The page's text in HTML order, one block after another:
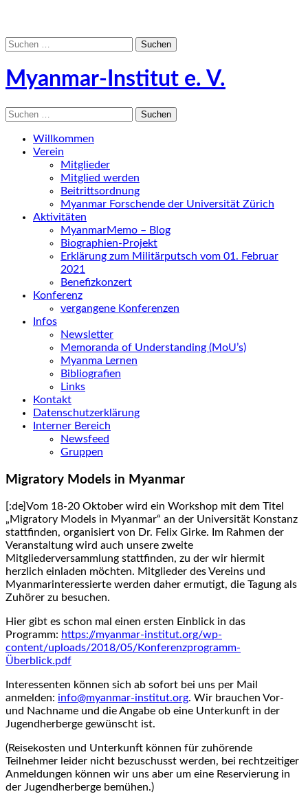
Suchen
Myanmar-Institut e. V.
Suchen
Willkommen
Verein
Mitglieder
Mitglied werden
Beitrittsordnung
Myanmar Forschende der Universität Zürich
Aktivitäten
MyanmarMemo – Blog
Biographien-Projekt
Erklärung zum Militärputsch vom 01. Februar
2021
Benefizkonzert
Konferenz
vergangene Konferenzen
Infos
Newsletter
Memoranda of Understanding (MoU’s)
Myanma Lernen
Bibliografien
Links
Kontakt
Datenschutzerklärung
Interner Bereich
Newsfeed
Gruppen
Migratory Models in Myanmar
[:de]Vom 18-20 Oktober wird ein Workshop mit dem Titel
„Migratory Models in Myanmar“ an der Universität Konstanz
stattfinden, organisiert von Dr. Felix Girke. Im Rahmen der
Veranstaltung wird auch unsere zweite
Mitgliederversammlung stattfinden, zu der wir hiermit
herzlich einladen möchten. Mitglieder des Vereins und
Myanmarinteressierte werden daher ermutigt, die Tagung als
Zuhörer zu besuchen.
Hier gibt es schon mal einen ersten Einblick in das
Programm: https://myanmar-institut.org/wp-
content/uploads/2018/05/Konferenzprogramm-
Überblick.pdf
Interessenten können sich ab sofort bei uns per Mail
anmelden: info@myanmar-institut.org. Wir brauchen Vor-
und Nachname und die Angabe ob eine Unterkunft in der
Jugendherberge gewünscht ist.
(Reisekosten und Unterkunft können für zuhörende
Teilnehmer leider nicht bezuschusst werden, bei rechtzeitiger
Anmeldungen können wir uns aber um eine Reservierung in
der Jugendherberge bemühen.)